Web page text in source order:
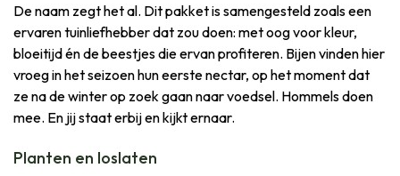
De naam zegt het al. Dit pakket is samengesteld zoals een
ervaren tuinliefhebber dat zou doen: met oog voor kleur,
bloeitijd én de beestjes die ervan profiteren. Bijen vinden hier
vroeg in het seizoen hun eerste nectar, op het moment dat
ze na de winter op zoek gaan naar voedsel. Hommels doen
mee. En jij staat erbij en kijkt ernaar.
Planten en loslaten